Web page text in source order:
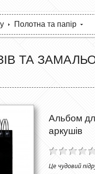
Полотна та папір
ТА
Альбом
аркушів
Це чудовий